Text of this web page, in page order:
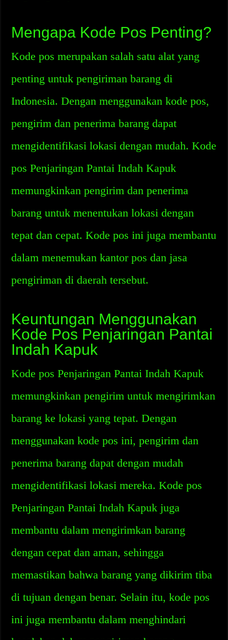
Mengapa Kode Pos Penting?
Kode pos merupakan salah satu alat yang
penting untuk pengiriman barang di
Indonesia. Dengan menggunakan kode pos,
pengirim dan penerima barang dapat
mengidentifikasi lokasi dengan mudah. Kode
pos Penjaringan Pantai Indah Kapuk
memungkinkan pengirim dan penerima
barang untuk menentukan lokasi dengan
tepat dan cepat. Kode pos ini juga membantu
dalam menemukan kantor pos dan jasa
pengiriman di daerah tersebut.
Keuntungan Menggunakan
Kode Pos Penjaringan Pantai
Indah Kapuk
Kode pos Penjaringan Pantai Indah Kapuk
memungkinkan pengirim untuk mengirimkan
barang ke lokasi yang tepat. Dengan
menggunakan kode pos ini, pengirim dan
penerima barang dapat dengan mudah
mengidentifikasi lokasi mereka. Kode pos
Penjaringan Pantai Indah Kapuk juga
membantu dalam mengirimkan barang
dengan cepat dan aman, sehingga
memastikan bahwa barang yang dikirim tiba
di tujuan dengan benar. Selain itu, kode pos
ini juga membantu dalam menghindari